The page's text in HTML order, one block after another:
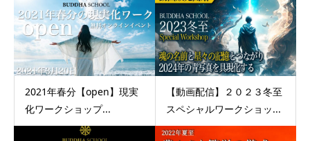
2021年春分【open】現実
化ワークショップ...
【動画配信】２０２３冬至
スペシャルワークショッ...